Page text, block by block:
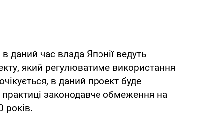
в даний час влада Японії ведуть
який регулюватиме використання
в даний проект буде
законодавче обмеження на
років.